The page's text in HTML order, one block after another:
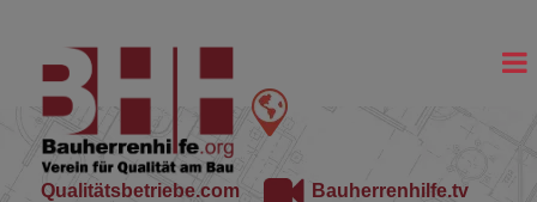
Qualitätsbetriebe.com Bauherrenhilfe.tv